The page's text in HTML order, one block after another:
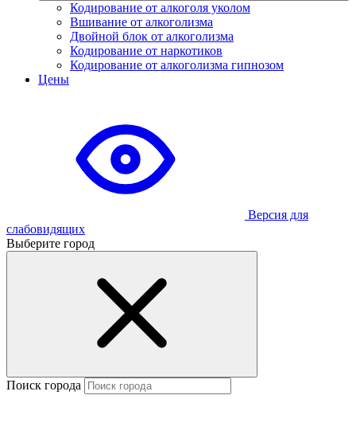
Кодирование от алкоголя уколом
Вшивание от алкоголизма
Двойной блок от алкоголизма
Кодирование от наркотиков
Кодирование от алкоголизма гипнозом
Цены
Версия для
слабовидящих
Выберите город
Поиск города